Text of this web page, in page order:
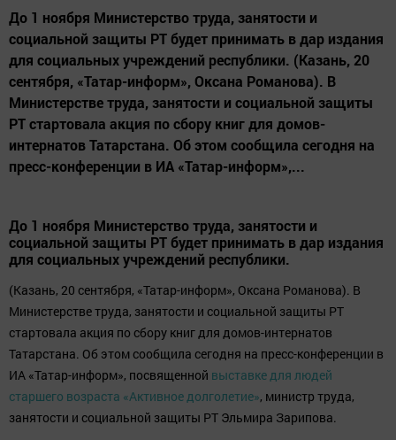
До 1 ноября Министерство труда, занятости и
социальной защиты РТ будет принимать в дар издания
для социальных учреждений республики. (Казань, 20
сентября, «Татар-информ», Оксана Романова). В
Министерстве труда, занятости и социальной защиты
РТ стартовала акция по сбору книг для домов-
интернатов Татарстана. Об этом сообщила сегодня на
пресс-конференции в ИА «Татар-информ»,...
До 1 ноября Министерство труда, занятости и
социальной защиты РТ будет принимать в дар издания
для социальных учреждений республики.
(Казань, 20 сентября, «Татар-информ», Оксана Романова). В
Министерстве труда, занятости и социальной защиты РТ
стартовала акция по сбору книг для домов-интернатов
Татарстана. Об этом сообщила сегодня на пресс-конференции в
ИА «Татар-информ», посвященной выставке для людей
старшего возраста «Активное долголетие», министр труда,
занятости и социальной защиты РТ Эльмира Зарипова.